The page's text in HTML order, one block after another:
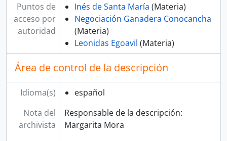
Puntos de
acceso por
autoridad
Inés de Santa María (Materia)
Negociación Ganadera Conocancha
(Materia)
Leonidas Egoavil (Materia)
Área de control de la descripción
Idioma(s)
español
Nota del
archivista
Responsable de la descripción:
Margarita Mora